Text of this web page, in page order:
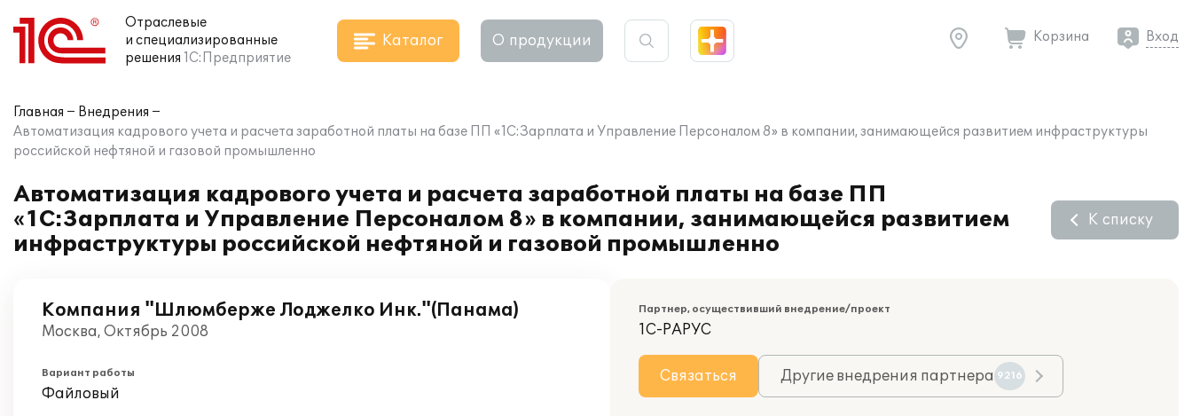
Отраслевые
и специализированные
решения 1С:Предприятие
Каталог О продукции Корзина Вход
Главная
Внедрения
Автоматизация кадрового учета и расчета заработной платы на базе ПП «1С:Зарплата и Управление Персоналом 8» в компании, занимающейся развитием инфраструктуры
российской нефтяной и газовой промышленно
Автоматизация кадрового учета и расчета заработной платы на базе ПП
«1С:Зарплата и Управление Персоналом 8» в компании, занимающейся развитием
инфраструктуры российской нефтяной и газовой промышленно
К списку
Компания "Шлюмберже Лоджелко Инк."(Панама)
Москва, Октябрь 2008
Вариант работы
Файловый
Партнер, осуществивший внедрение/проект
1С-РАРУС
Связаться Другие внедрения партнера 9216